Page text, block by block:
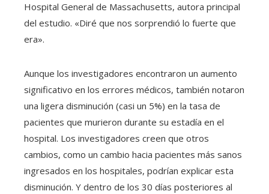
Hospital General de Massachusetts, autora principal
del estudio. «Diré que nos sorprendió lo fuerte que
era».
Aunque los investigadores encontraron un aumento
significativo en los errores médicos, también notaron
una ligera disminución (casi un 5%) en la tasa de
pacientes que murieron durante su estadía en el
hospital. Los investigadores creen que otros
cambios, como un cambio hacia pacientes más sanos
ingresados ​​en los hospitales, podrían explicar esta
disminución. Y dentro de los 30 días posteriores al